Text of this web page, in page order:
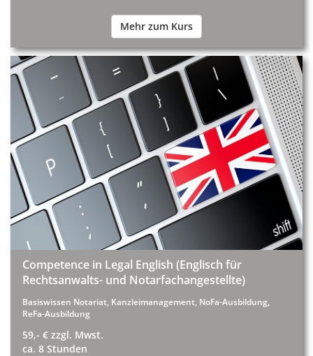
Mehr zum Kurs
Competence in Legal English (Englisch für
Rechtsanwalts- und Notarfachangestellte)
Basiswissen Notariat, Kanzleimanagement, NoFa-Ausbildung,
ReFa-Ausbildung
59,- € zzgl. Mwst.
ca. 8 Stunden